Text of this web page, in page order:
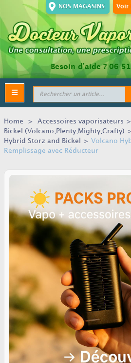
Voir
NOS MAGASINS
Besoin d’aide ?06
Toggle
navigation
Home > Accessoires vaporisateurs >
Bickel (Volcano,Plenty,Mighty,Crafty)
Hybrid Storz and Bickel
> Volcano
Remplissage avec Réducteur